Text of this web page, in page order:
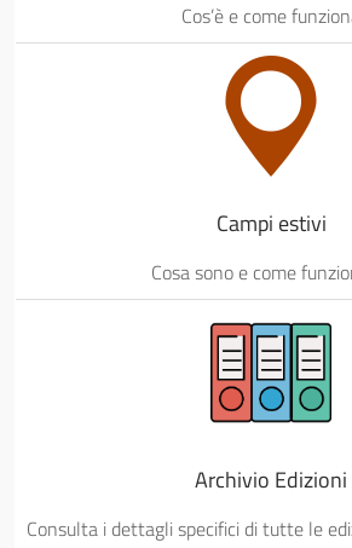
Cos’è e come
Campi estivi
Cosa sono e come
Archivio Edizioni
Consulta i dettagli specifici di tutte le